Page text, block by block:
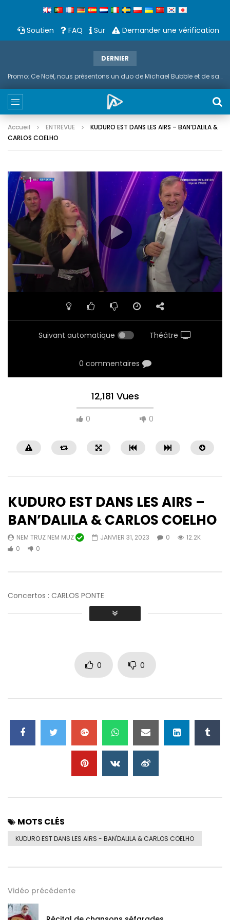
Soutien FAQ Sur Demander une vérification
DERNIER
Promo: Ce Noël, nous présentons un duo de Michael Bubble et de saxophone
Accueil ENTREVUE
KUDURO EST DANS LES AIRS – BAN’DALILA &
CARLOS COELHO
Suivant automatique Théâtre
0 commentaires
12,181 Vues
0 0
Regarder plus tard
JESSICA NINGUI
0
12.9K 1 0
KUDURO EST DANS LES AIRS –
BAN’DALILA & CARLOS COELHO
NEM TRUZ NEM MUZ JANVIER 31, 2023 0
12.2K
0
0
Concertos : CARLOS PONTE
0 0
MOTS CLÉS
KUDURO EST DANS LES AIRS - BAN'DALILA & CARLOS COELHO
Vidéo précédente